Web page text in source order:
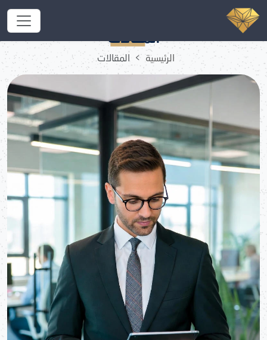
تأسيس حسابات شركة جديدة في السعودية
المقالات
الرئيسية المقالات